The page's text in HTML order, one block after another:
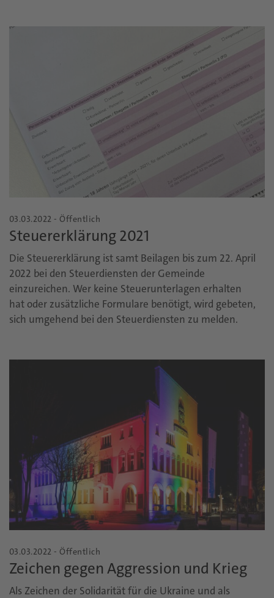
03.03.2022 - Öffentlich
Steuererklärung 2021
Die Steuererklärung ist samt Beilagen bis zum 22. April
2022 bei den Steuerdiensten der Gemeinde
einzureichen. Wer keine Steuerunterlagen erhalten
hat oder zusätzliche Formulare benötigt, wird gebeten,
sich umgehend bei den Steuerdiensten zu melden.
03.03.2022 - Öffentlich
Zeichen gegen Aggression und Krieg
Als Zeichen der Solidarität für die Ukraine und als